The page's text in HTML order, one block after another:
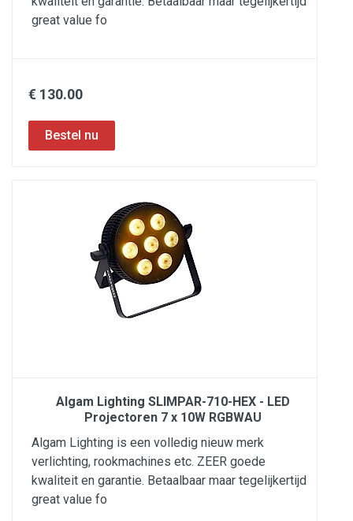
great value fo
€ 130.00
Algam Lighting SLIMPAR-710-HEX - LED
Projectoren 7 x 10W RGBWAU
Algam Lighting is een volledig nieuw merk
verlichting, rookmachines etc. ZEER goede
kwaliteit en garantie. Betaalbaar maar tegelijkertijd
great value fo